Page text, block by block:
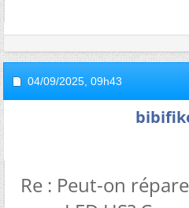
04/09/2025, 09h43
Re : Peut-on